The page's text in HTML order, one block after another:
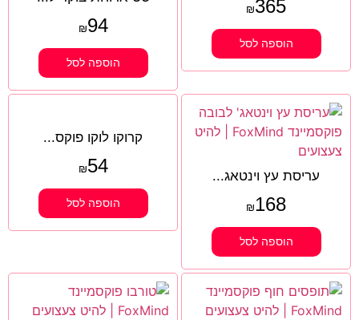
₪365
הוספה לסל
₪94
הוספה לסל
עריסת עץ וינטאג...
₪168
הוספה לסל
קרוקו לוקו פוקס...
₪54
הוספה לסל